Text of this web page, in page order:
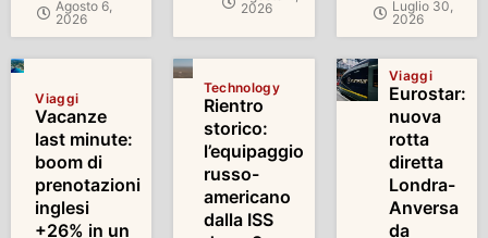
Agosto 6,
2026
2026
Luglio 30,
2026
Viaggi
Vacanze
last minute:
boom di
prenotazioni
inglesi
+26% in un
Technology
Rientro
storico:
l’equipaggio
russo-
americano
dalla ISS
Viaggi
Eurostar:
nuova
rotta
diretta
Londra-
Anversa
da